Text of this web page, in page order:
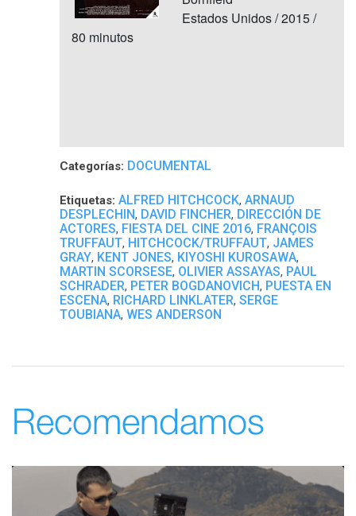
Estados Unidos / 2015 /
80 minutos
Categorías: DOCUMENTAL
Etiquetas: ALFRED HITCHCOCK, ARNAUD
DESPLECHIN, DAVID FINCHER, DIRECCIÓN DE
ACTORES, FIESTA DEL CINE 2016, FRANÇOIS
TRUFFAUT, HITCHCOCK/TRUFFAUT, JAMES
GRAY, KENT JONES, KIYOSHI KUROSAWA,
MARTIN SCORSESE, OLIVIER ASSAYAS, PAUL
SCHRADER, PETER BOGDANOVICH, PUESTA EN
ESCENA, RICHARD LINKLATER, SERGE
TOUBIANA, WES ANDERSON
Recomendamos